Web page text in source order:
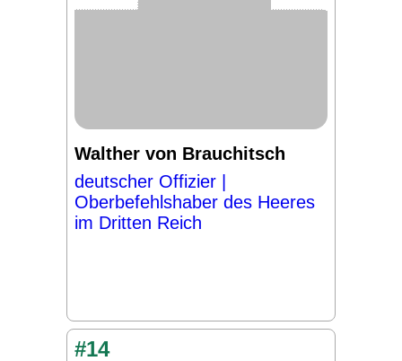
Walther von Brauchitsch
deutscher Offizier |
Oberbefehlshaber des Heeres
im Dritten Reich
#14